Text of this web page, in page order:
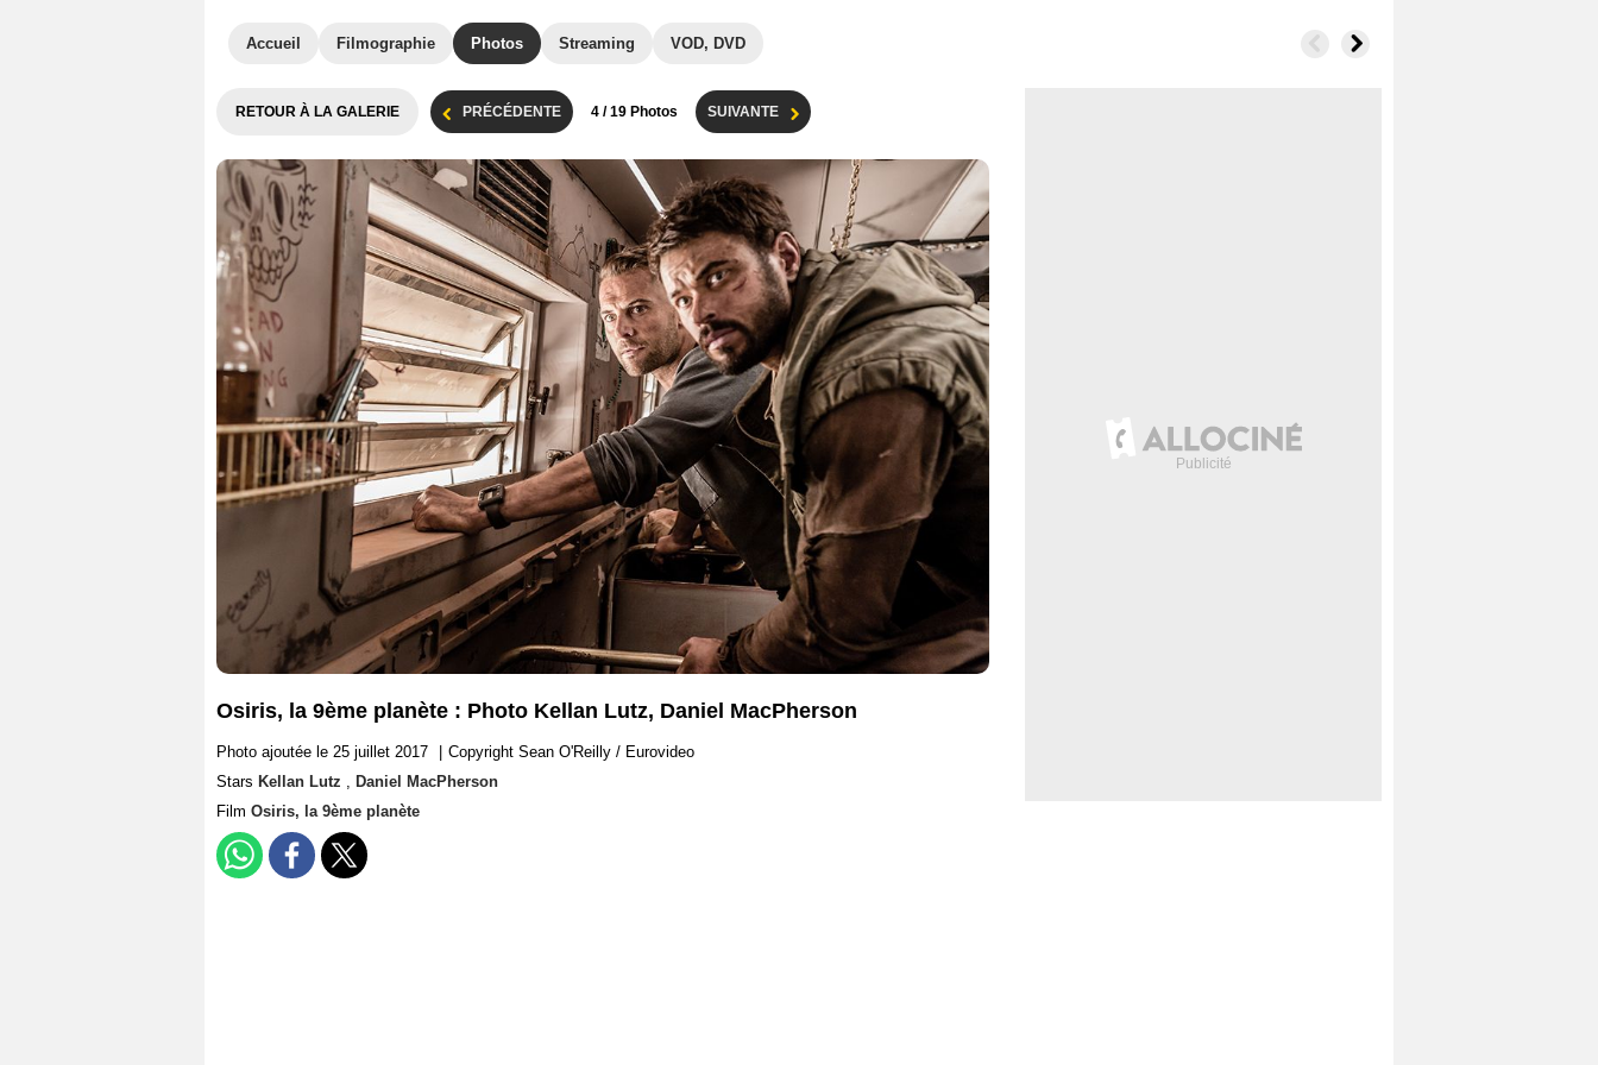
Accueil Filmographie Photos Streaming VOD, DVD
RETOUR À LA GALERIE PRÉCÉDENTE 4 / 19 Photos SUIVANTE
Osiris, la 9ème planète : Photo Kellan Lutz, Daniel MacPherson
Photo ajoutée le 25 juillet 2017
Copyright Sean O'Reilly / Eurovideo
Stars Kellan Lutz , Daniel MacPherson
Film Osiris, la 9ème planète